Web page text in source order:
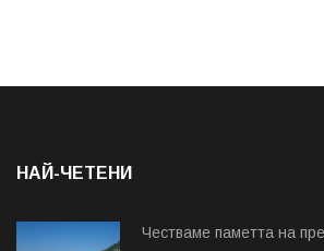
НАЙ-ЧЕТЕНИ
Честваме паметта на